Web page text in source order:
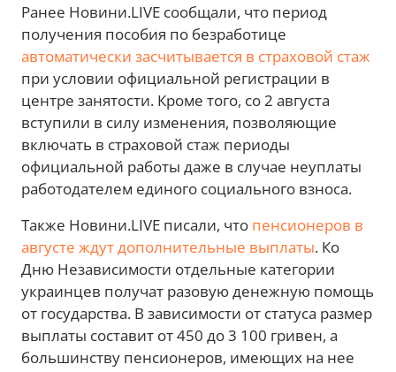
Ранее Новини.LIVE сообщали, что период
получения пособия по безработице
автоматически засчитывается в страховой стаж
при условии официальной регистрации в
центре занятости. Кроме того, со 2 августа
вступили в силу изменения, позволяющие
включать в страховой стаж периоды
официальной работы даже в случае неуплаты
работодателем единого социального взноса.
Также Новини.LIVE писали, что пенсионеров в
августе ждут дополнительные выплаты. Ко
Дню Независимости отдельные категории
украинцев получат разовую денежную помощь
от государства. В зависимости от статуса размер
выплаты составит от 450 до 3 100 гривен, а
большинству пенсионеров, имеющих на нее